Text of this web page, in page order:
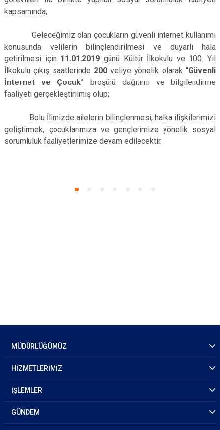
kapsamında;
Geleceğimiz olan çocukların güvenli internet kullanımı
konusunda velilerin bilinçlendirilmesi ve duyarlı hala
getirilmesi için 11.01.2019 günü Kültür İlkokulu ve 100. Yıl
İlkokulu çıkış saatlerinde 200 veliye yönelik olarak “Güvenli
İnternet ve Çocuk” broşürü dağıtımı ve bilgilendirme
faaliyeti gerçekleştirilmiş olup;
Bolu İlimizdeailelerin bilinçlenmesi, halka ilişkilerimizi
geliştirmek, çocuklarımıza ve gençlerimize yönelik sosyal
sorumluluk faaliyetlerimize devam edilecektir.
MÜDÜRLÜĞÜMÜZ
HİZMETLERİMİZ
İŞLEMLER
GÜNDEM